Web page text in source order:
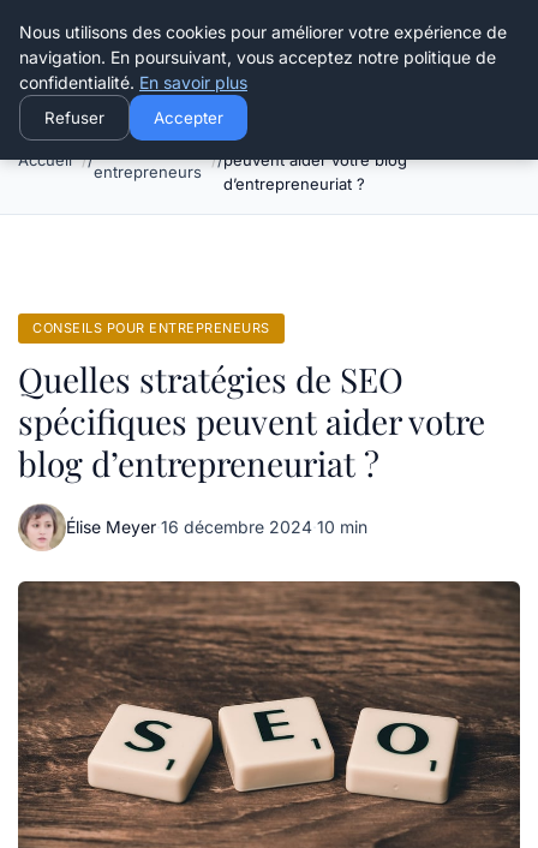
Henry Panky
Accueil
entrepreneurs
Quelles stratégies de SEO spécifiques
peuvent aider votre blog
d’entrepreneuriat ?
CONSEILS POUR ENTREPRENEURS
Quelles stratégies de SEO
spécifiques peuvent aider votre
blog d’entrepreneuriat ?
Élise Meyer·16 décembre 2024·10 min
Nous utilisons des cookies pour améliorer votre expérience de
navigation. En poursuivant, vous acceptez notre politique de
confidentialité. En savoir plus
Refuser Accepter